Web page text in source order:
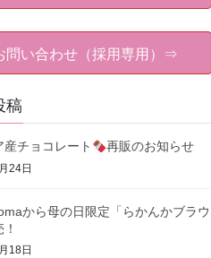
問い合わせ（採用専用）⇒
稿
産チョコレート 再販のお知らせ
24日
から母の日限定「らかんかブラウ
18日